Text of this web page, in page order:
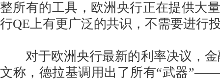
整所有的工具，欧洲央行正在提供大
行QE上有更广泛的共识，不需要进行
对于欧洲央行最新的利率决议，金
文称，德拉基调用出了所有“武器